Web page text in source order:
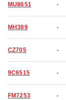
MU8651 -
MH389 -
CZ705 -
9C6515 -
FM7253 -